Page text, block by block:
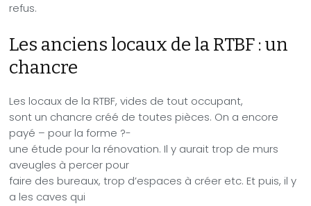
refus.
Les anciens locaux de la RTBF : un
chancre
Les locaux de la RTBF, vides de tout occupant,
sont un chancre créé de toutes pièces. On a encore
payé – pour la forme ?-
une étude pour la rénovation. Il y aurait trop de murs
aveugles à percer pour
faire des bureaux, trop d’espaces à créer etc. Et puis, il y
a les caves qui